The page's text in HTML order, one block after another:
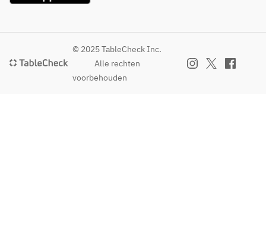
© 2025 TableCheck Inc.
Alle rechten
voorbehouden